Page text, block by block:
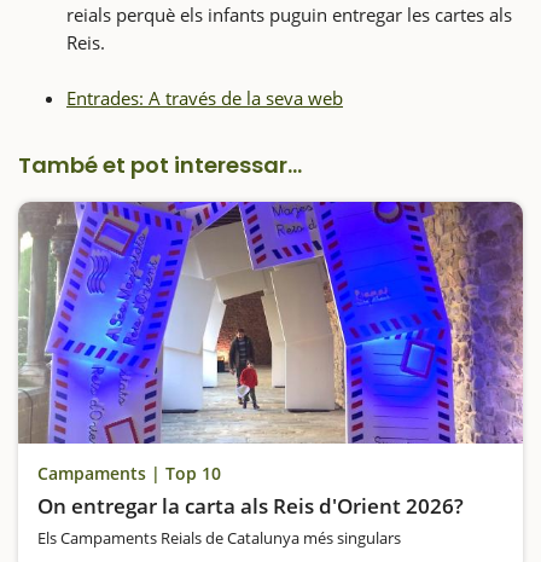
reials perquè els infants puguin entregar les cartes als
Reis.
Entrades: A través de la seva web
També et pot interessar...
Campaments | Top 10
On entregar la carta als Reis d'Orient 2026?
Els Campaments Reials de Catalunya més singulars